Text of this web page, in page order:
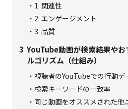
1. 関連性
2. エンゲージメント
3. 品質
3 YouTube動画が検索結果や
ルゴリズム（仕組み）
視聴者のYouTubeでの行動デ
検索キーワードの一致率
同じ動画をオススメされた他